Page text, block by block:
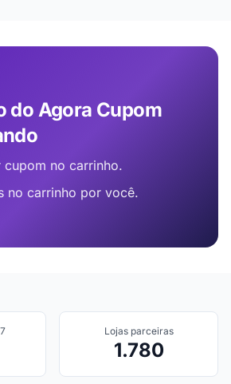
do Agora Cupom
no carrinho.
no carrinho por você.
Lojas parceiras
1.780